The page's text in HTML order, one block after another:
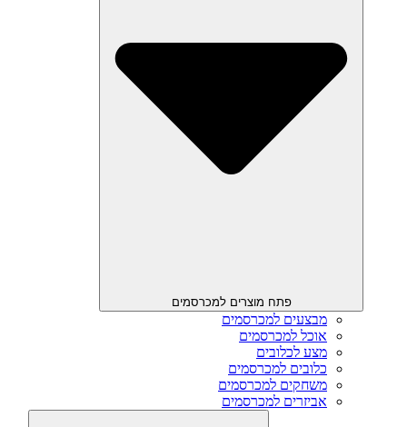
פתח מוצרים למכרסמים
מבצעים למכרסמים
אוכל למכרסמים
מצע לכלובים
כלובים למכרסמים
משחקים למכרסמים
אביזרים למכרסמים